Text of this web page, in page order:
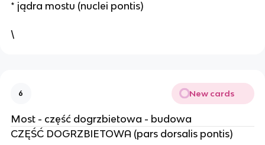
* jądra mostu (nuclei pontis)
\
6 New cards
Most - część dogrzbietowa - budowa
CZĘŚĆ DOGRZBIETOWA (pars dorsalis pontis)